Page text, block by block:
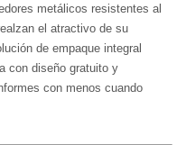
metálicos resistentes al
el atractivo de su
de empaque integral
con diseño gratuito y
con menos cuando